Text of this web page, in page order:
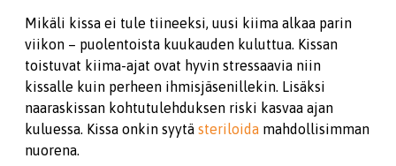
Mikäli kissa ei tule tiineeksi, uusi kiima alkaa parin
viikon – puolentoista kuukauden kuluttua. Kissan
toistuvat kiima-ajat ovat hyvin stressaavia niin
kissalle kuin perheen ihmisjäsenillekin. Lisäksi
naaraskissan kohtutulehduksen riski kasvaa ajan
kuluessa. Kissa onkin syytä steriloida mahdollisimman
nuorena.